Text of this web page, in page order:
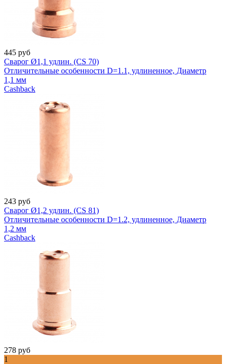
445 руб
Сварог Ø1,1 удлин. (CS 70)
Отличительные особенности D=1.1, удлиненное, Диаметр
1,1 мм
Cashback
243 руб
Сварог Ø1,2 удлин. (CS 81)
Отличительные особенности D=1.2, удлиненное, Диаметр
1,2 мм
Cashback
278 руб
1